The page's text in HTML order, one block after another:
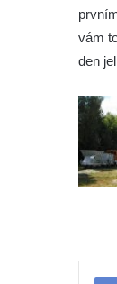
vám
den